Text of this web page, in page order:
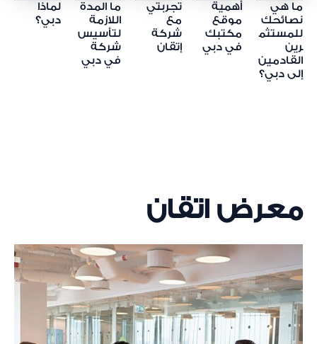
لماذا
دبي؟
ما المدة
اللازمة
لتأسيس
شركة
في دبي
تجربتي
مع
شركة
إتقان
أهمية
موقع
مكتبك
في دبي
ما هي
نصائحك
للمستثم
رين
القادمين
إلى دبي؟
معرض اتقان